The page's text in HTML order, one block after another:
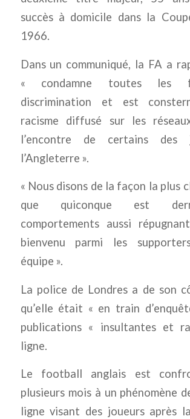
succès à domicile dans la
1966.
Dans un communiqué, la FA a
« condamne toutes les
discrimination et est
racisme diffusé sur les
l’encontre de certains des
l’Angleterre ».
« Nous disons de la façon la plus
que quiconque est
comportements aussi
bienvenu parmi les
équipe ».
La police de Londres a de son
qu’elle était « en train
publications « insultantes et
ligne.
Le football anglais est
plusieurs mois à un phénomène
ligne visant des joueurs après